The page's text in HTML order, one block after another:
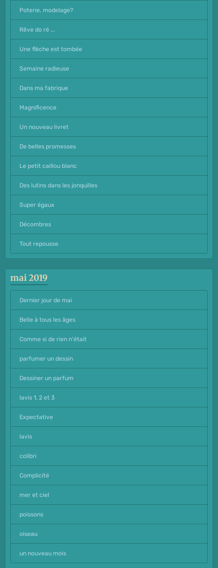
Poterie, modelage?
Rêve do ré ...
Une flèche est tombée
Semaine radieuse
Dans ma fabrique
Magnificence
Un nouveau livret
De belles promesses
Le petit caillou blanc
Des lutins dans les jonquilles
Super égaux
Décombres
Tout repousse
mai 2019
Dernier jour de mai
Belle à tous les âges
Comme si de rien n'était
parfumer un dessin
Dessiner un parfum
lavis 1, 2 et 3
Expectative
lavis
colibri
Complicité
mer et ciel
poissons
oiseau
un nouveau mois